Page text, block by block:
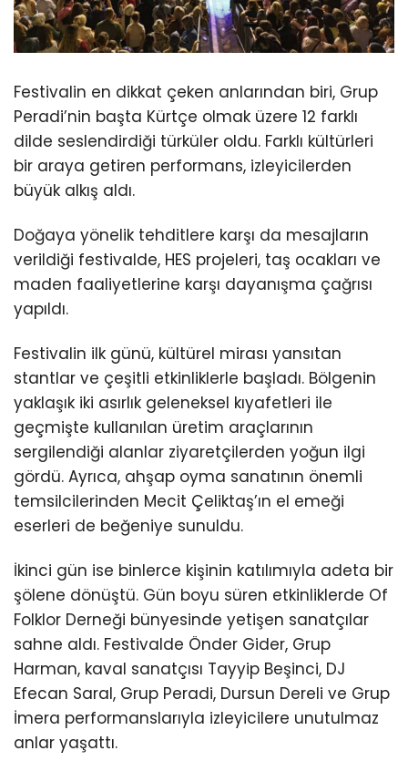
Festivalin en dikkat çeken anlarından biri, Grup
Peradi’nin başta Kürtçe olmak üzere 12 farklı
dilde seslendirdiği türküler oldu. Farklı kültürleri
bir araya getiren performans, izleyicilerden
büyük alkış aldı.
Doğaya yönelik tehditlere karşı da mesajların
verildiği festivalde, HES projeleri, taş ocakları ve
maden faaliyetlerine karşı dayanışma çağrısı
yapıldı.
Festivalin ilk günü, kültürel mirası yansıtan
stantlar ve çeşitli etkinliklerle başladı. Bölgenin
yaklaşık iki asırlık geleneksel kıyafetleri ile
geçmişte kullanılan üretim araçlarının
sergilendiği alanlar ziyaretçilerden yoğun ilgi
gördü. Ayrıca, ahşap oyma sanatının önemli
temsilcilerinden Mecit Çeliktaş’ın el emeği
eserleri de beğeniye sunuldu.
İkinci gün ise binlerce kişinin katılımıyla adeta bir
şölene dönüştü. Gün boyu süren etkinliklerde Of
Folklor Derneği bünyesinde yetişen sanatçılar
sahne aldı. Festivalde Önder Gider, Grup
Harman, kaval sanatçısı Tayyip Beşinci, DJ
Efecan Saral, Grup Peradi, Dursun Dereli ve Grup
İmera performanslarıyla izleyicilere unutulmaz
anlar yaşattı.